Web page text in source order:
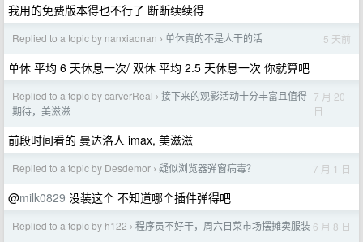
我用的免费版本得也不行了 断断续续得
Replied to a topic by nanxiaonan › 单休真的不是人干的活 5 天前
单休 平均 6 天休息一次/ 双休 平均 2.5 天休息一次 你就算吧
Replied to a topic by carverReal › 接下来的观影活动十分丰富且值得
期待，美滋滋
7 月 20
日
前段时间看的 曼达洛人 imax, 美滋滋
Replied to a topic by Desdemor › 疑似浏览器弹窗病毒？ 7 月 1 日
@milk0829 没装这个 不知道哪个插件弹得吧
Replied to a topic by h122 › 程序员不好干，周六日菜市场摆摊卖服装 6 月 8 日